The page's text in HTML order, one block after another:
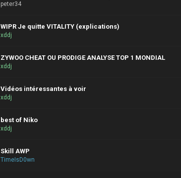
peter34
WIPR Je quitte VITALITY (explications)
xddj
ZYWOO CHEAT OU PRODIGE ANALYSE TOP 1 MONDIAL
xddj
Vidéos intéressantes à voir
xddj
best of Niko
xddj
Skill AWP
TimeIsD0wn